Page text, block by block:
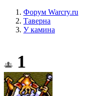
Форум Warcry.ru
Таверна
У камина
1